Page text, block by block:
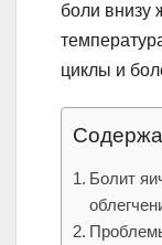
боли внизу
циклы и
Болит